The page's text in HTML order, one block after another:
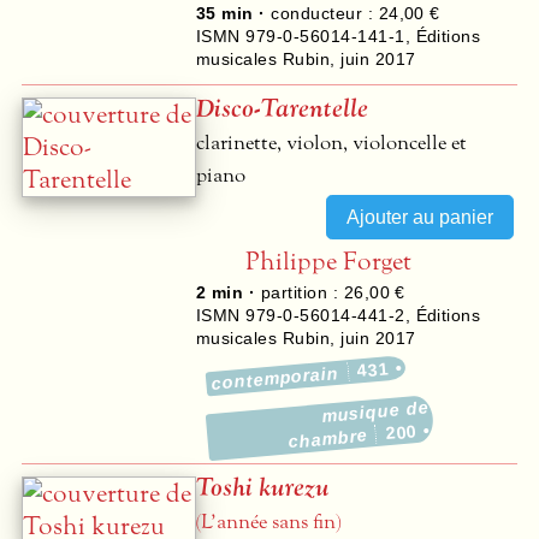
35 min ·conducteur : 24,00 €
ISMN 979-0-56014-141-1
Éditions
musicales Rubin
juin 2017
Disco-Tarentelle
clarinette, violon, violoncelle et
piano
Philippe Forget
2 min · partition : 26,00 €
ISMN 979-0-56014-441-2
Éditions
musicales Rubin
juin 2017
contemporain 431
musique de
chambre 200
Toshi kurezu
(L’année sans fin)